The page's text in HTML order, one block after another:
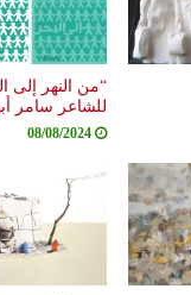
“من النهر إلى
للشاعر سامر
08/08/2024